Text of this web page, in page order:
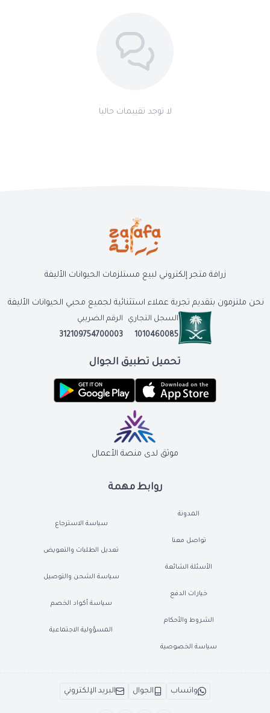
لا توجد تقييمات حاليا
روابط مهمة
المدونة
تواصل معنا
الأسئلة الشائعة
خيارات الدفع
الشروط والأحكام
سياسة الخصوصية
سياسة الاسترجاع
تعديل الطلبات والتعويض
سياسة الشحن والتوصيل
سياسة أكواد الخصم
المسؤولية الاجتماعية
زرافة متجر إلكتروني لبيع مستلزمات الحيوانات الأليفة
نحن ملتزمون بتقديم تجربة عملاء استثنائية لجميع محبي الحيوانات الأليفة
السجل التجاري
1010460085
الرقم الضريبي
312109754700003
تحميل تطبيق الجوال
موثق لدى منصة الأعمال
واتساب الجوال البريد الإلكتروني